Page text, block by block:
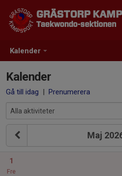
Kalender
GRÄSTORP
Taekwondo-sektionen
Kalender
Gå till idag | Prenumerera
Maj
1
Fre